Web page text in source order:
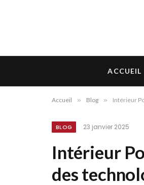
ACCUEIL
Accueil » Blog » Intérieur
BLOG 23 janvier 2025
Intérieur
des